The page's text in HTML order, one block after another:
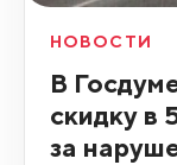
НОВОСТИ
В
скидку в
за